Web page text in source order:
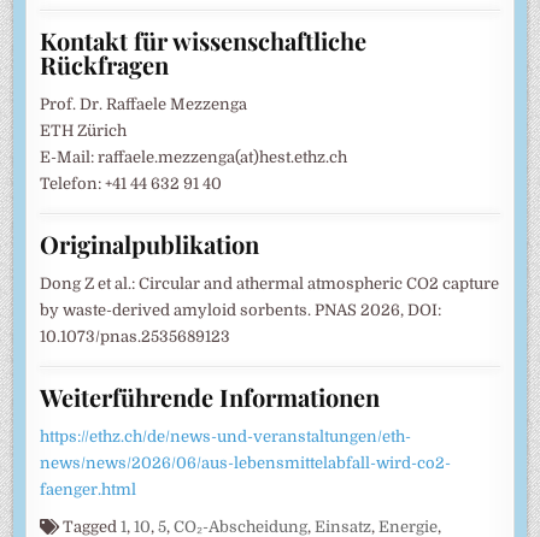
Kontakt für wissenschaftliche
Rückfragen
Prof. Dr. Raffaele Mezzenga
ETH Zürich
E-Mail: raffaele.mezzenga(at)hest.ethz.ch
Telefon: +41 44 632 91 40
Originalpublikation
Dong Z et al.: Circular and athermal atmospheric CO2 capture
by waste-derived amyloid sorbents. PNAS 2026, DOI:
10.1073/pnas.2535689123
Weiterführende Informationen
https://ethz.ch/de/news-und-veranstaltungen/eth-
news/news/2026/06/aus-lebensmittelabfall-wird-co2-
faenger.html
Tagged1,10,5,CO₂-Abscheidung,Einsatz,Energie,